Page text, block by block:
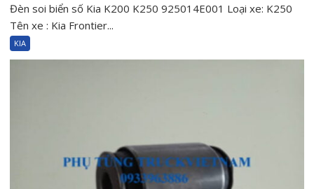
Đèn
Đèn soi biển số Kia K200 K250 925014E001 Loại xe: K250
Tên xe : Kia Frontier...
KIA